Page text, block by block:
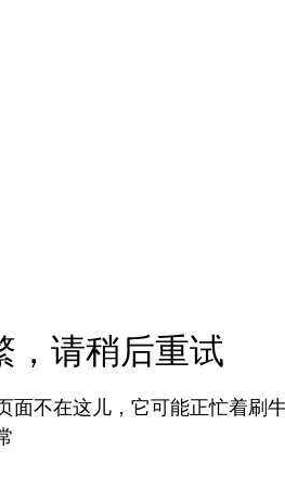
，请稍后重试
面不在这儿，它可能正忙着刷